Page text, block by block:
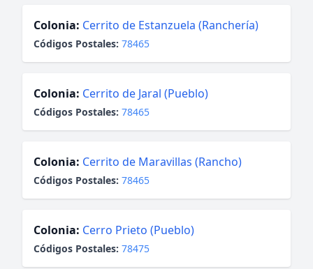
Colonia: Cerrito de Estanzuela (Ranchería)
Códigos Postales: 78465
Colonia: Cerrito de Jaral (Pueblo)
Códigos Postales: 78465
Colonia: Cerrito de Maravillas (Rancho)
Códigos Postales: 78465
Colonia: Cerro Prieto (Pueblo)
Códigos Postales: 78475